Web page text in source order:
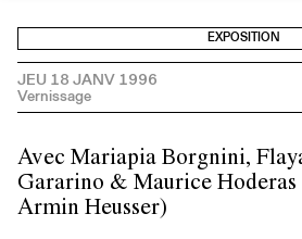
EXPOSITION
JEU 18 JANV 1996
Avec Mariapia Borgnini,
Gararino & Maurice Hoderas
Armin Heusser)